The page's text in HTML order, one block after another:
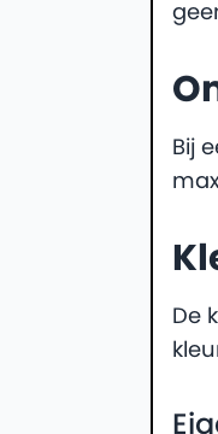
Bij
De